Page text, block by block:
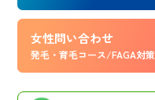
女性問い合わせ
発毛・育毛コース/FAGA対策